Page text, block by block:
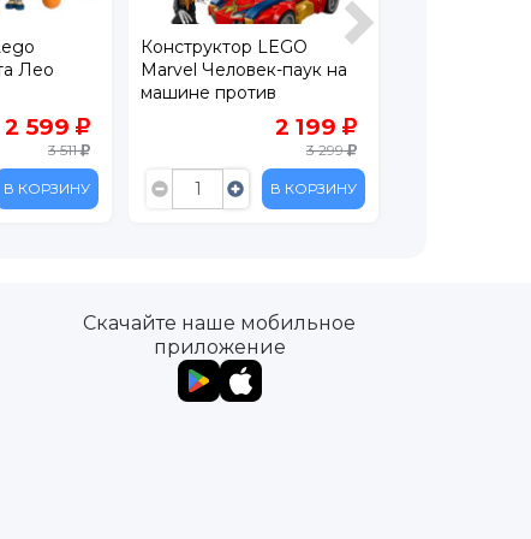
Конструктор LEGO
Marvel Человек-паук на
машине против
Веномизированного
Росомахи, 134 дет., 76336
В КОРЗИНУ
Конструктор LEGO
Minecraft Приют для
Скачайте наше мобильное
приложение